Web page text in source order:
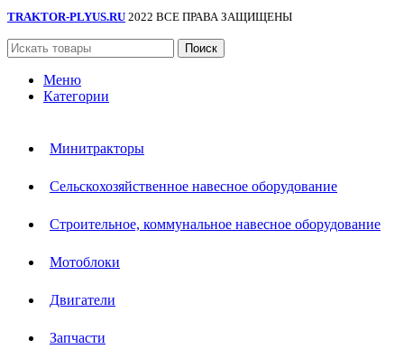
TRAKTOR-PLYUS.RU 2022 ВСЕ ПРАВА ЗАЩИЩЕНЫ
Поиск
Меню
Категории
Минитракторы
Сельскохозяйственное навесное оборудование
Строительное, коммунальное навесное оборудование
Мотоблоки
Двигатели
Запчасти